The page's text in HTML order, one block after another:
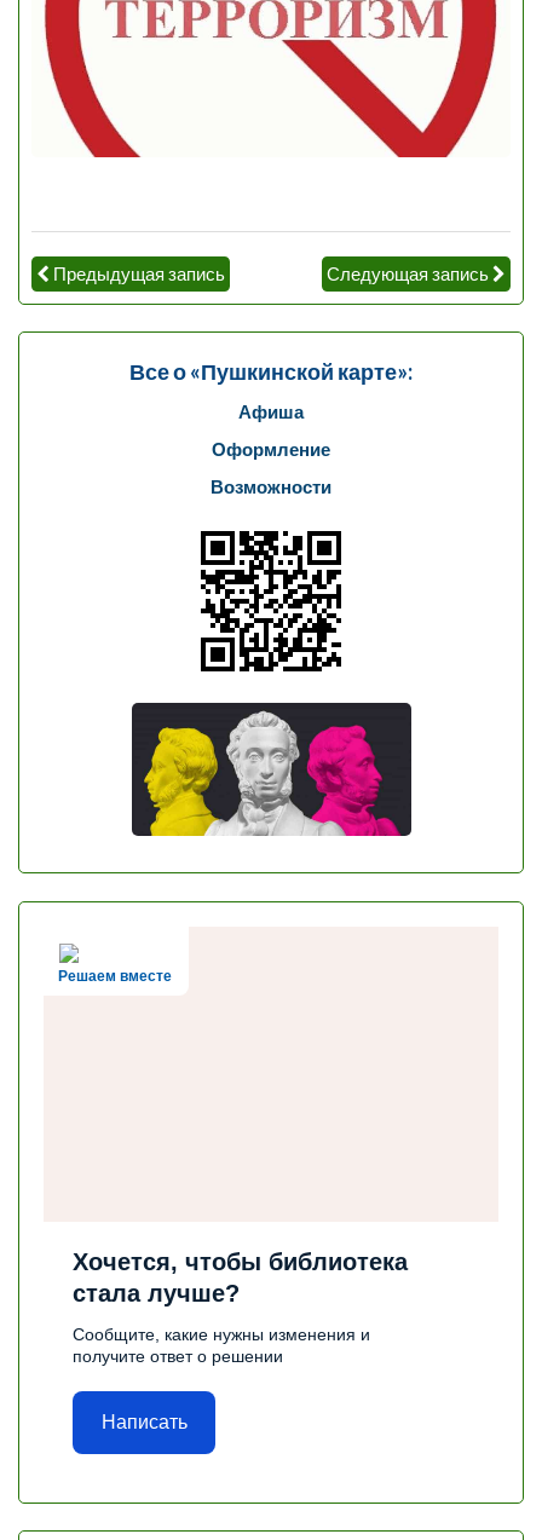
Предыдущая запись Следующая запись
Все о «Пушкинской карте»:
Афиша
Оформление
Возможности
Решаем вместе
Хочется, чтобы библиотека
стала лучше?
Сообщите, какие нужны изменения и
получите ответ о решении
Написать